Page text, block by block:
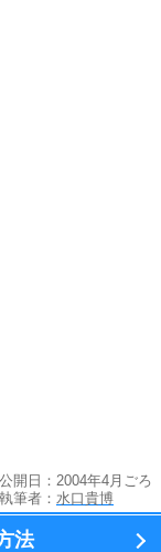
公開日：2004年4月ごろ
執筆者： 水口貴博
法